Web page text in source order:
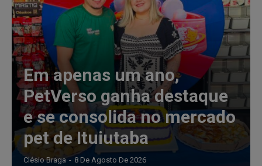
Em apenas um ano,
PetVerso ganha destaque
e se consolida no mercado
pet de Ituiutaba
Clésio Braga - 8 De Agosto De 2026